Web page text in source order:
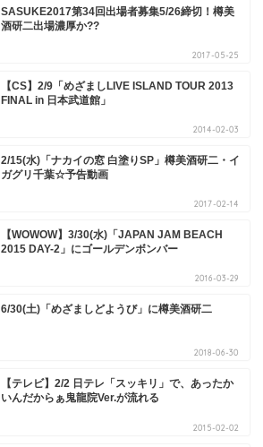
SASUKE2017第34回出場者募集5/26締切！樽美
酒研二出場濃厚か??
2017-05-25
【CS】2/9「めざましLIVE ISLAND TOUR 2013
FINAL in 日本武道館」
2014-02-03
2/15(水)「ナカイの窓 白塗りSP」樽美酒研二・イ
ガグリ千葉☆予告動画
2017-02-14
【WOWOW】3/30(水)「JAPAN JAM BEACH
2015 DAY-2」にゴールデンボンバー
2016-03-29
6/30(土)「めざましどようび」に樽美酒研二
2018-06-30
【テレビ】2/2 日テレ「スッキリ」で、あったか
いんだからぁ鬼龍院Ver.が流れる
2015-02-02